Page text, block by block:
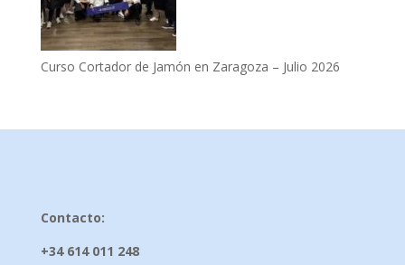
Curso Cortador de Jamón en Zaragoza – Julio 2026
Contacto:
+34 614 011 248